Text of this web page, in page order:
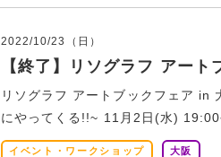
2022/10/23（日）
【終了】リソグラフ アー
リソグラフ アートブックフェア in
にやってくる!!~ 11月2日(水)
イベント・ワークショップ 大阪